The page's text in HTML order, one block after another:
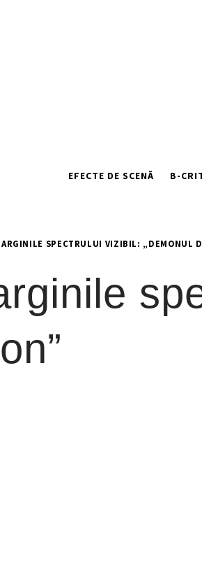
EFECTE DE SCENĂ B-
SPECTRULUI VIZIBIL: „DEMONUL